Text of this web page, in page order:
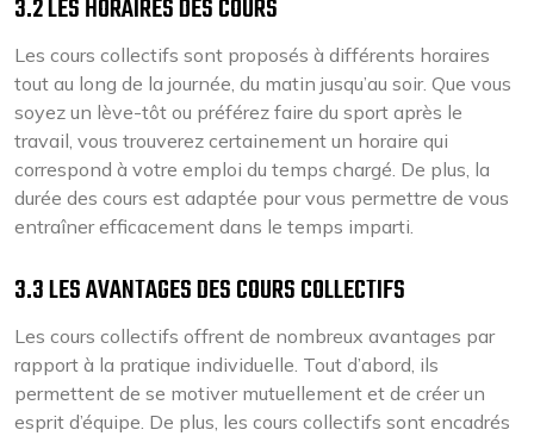
3.2 LES HORAIRES DES COURS
Les cours collectifs sont proposés à différents horaires
tout au long de la journée, du matin jusqu’au soir. Que vous
soyez un lève-tôt ou préférez faire du sport après le
travail, vous trouverez certainement un horaire qui
correspond à votre emploi du temps chargé. De plus, la
durée des cours est adaptée pour vous permettre de vous
entraîner efficacement dans le temps imparti.
3.3 LES AVANTAGES DES COURS COLLECTIFS
Les cours collectifs offrent de nombreux avantages par
rapport à la pratique individuelle. Tout d’abord, ils
permettent de se motiver mutuellement et de créer un
esprit d’équipe. De plus, les cours collectifs sont encadrés